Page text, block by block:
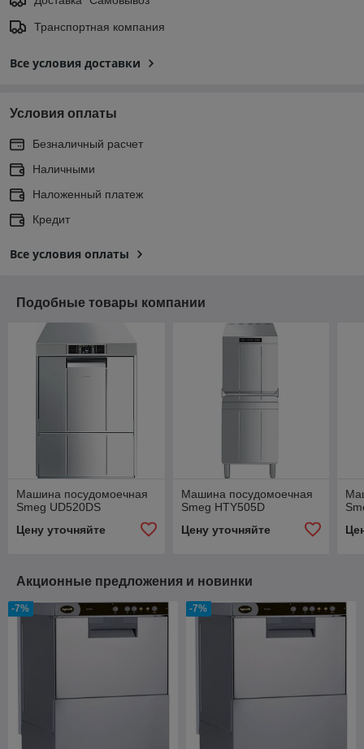
Транспортная компания
Все условия доставки
Условия оплаты
Безналичный расчет
Наличными
Наложенный платеж
Кредит
Все условия оплаты
Подобные товары компании
Машина посудомоечная
Smeg UD520DS
Цену уточняйте
Машина посудомоечная
Smeg HTY505D
Цену уточняйте
Акционные предложения и новинки
-7% -7%